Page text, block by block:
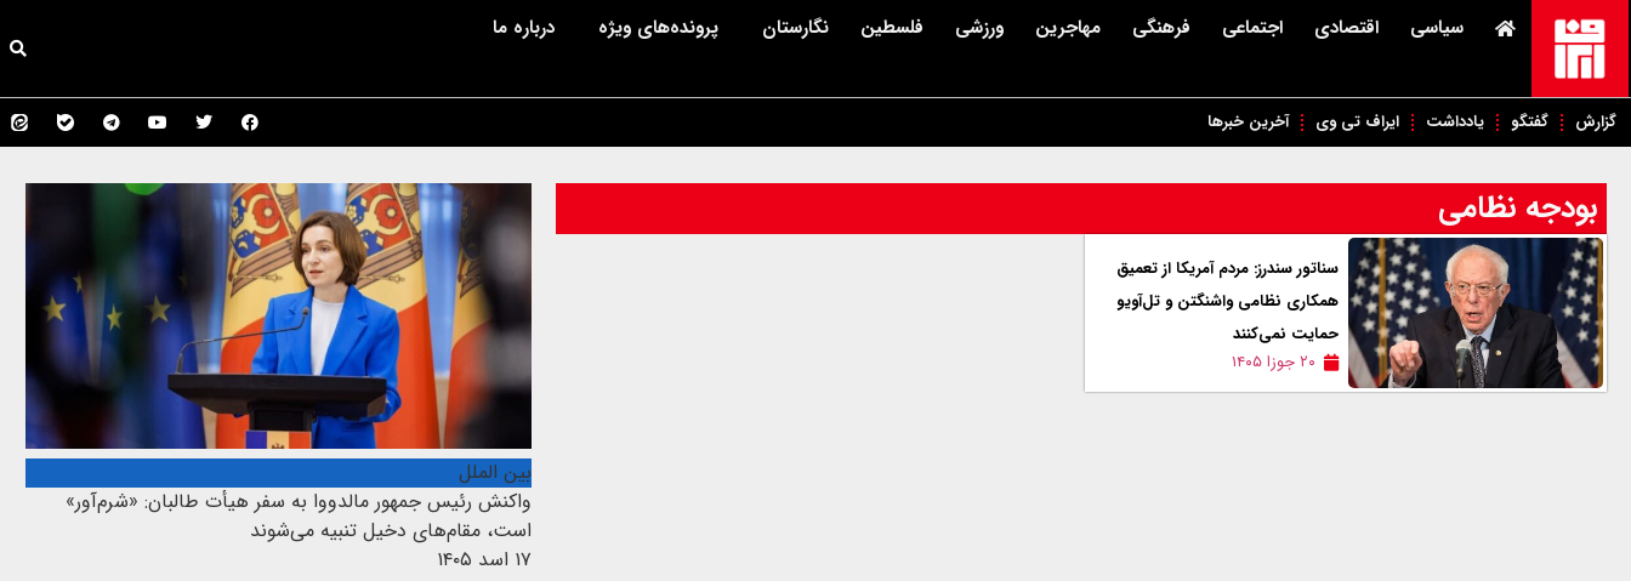
سیاسی اقتصادی اجتماعی فرهنگی مهاجرین ورزشی فلسطین نگارستان پرونده‌های ویژه درباره ما
گزارش گفتگو یادداشت ایراف تی وی آخرین خبرها
بودجه نظامی
سناتور سندرز: مردم آمریکا از تعمیق
همکاری نظامی واشنگتن و تل‌آویو
حمایت نمی‌کنند
۲۰ جوزا ۱۴۰۵
بین الملل
واکنش رئیس جمهور مالدووا به سفر هیأت طالبان: «شرم‌آور»
است، مقام‌های دخیل تنبیه می‌شوند
۱۷ اسد ۱۴۰۵